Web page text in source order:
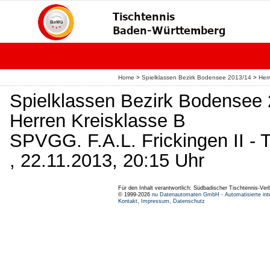
Home > Spielklassen Bezirk Bodensee 2013/14 >
Spielklassen Bezirk Bodensee
Herren Kreisklasse B
SPVGG. F.A.L. Frickingen II -
, 22.11.2013, 20:15 Uhr
Für den Inhalt verantwortlich: Südbadischer Tischtennis-
© 1999-2026 nu Datenautomaten GmbH - Automatisierte
Kontakt, Impressum, Datenschutz